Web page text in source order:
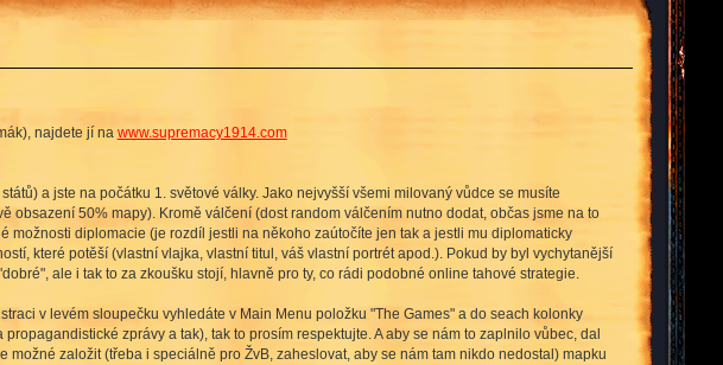
najdete jí na www.supremacy1914.com
a jste na počátku 1. světové války. Jako nejvyšší všemi milovaný vůdce se musíte
50% mapy). Kromě válčení (dost random válčením nutno dodat, občas jsme na to
diplomacie (je rozdíl jestli na někoho zaútočíte jen tak a jestli mu diplomaticky
které potěší (vlastní vlajka, vlastní titul, váš vlastní portrét apod.). Pokud by byl vychytanější
ale i tak to za zkoušku stojí, hlavně pro ty, co rádi podobné online tahové strategie.
v levém sloupečku vyhledáte v Main Menu položku "The Games" a do seach kolonky
zprávy a tak), tak to prosím respektujte. A aby se nám to zaplnilo vůbec, dal
založit (třeba i speciálně pro ŽvB, zaheslovat, aby se nám tam nikdo nedostal) mapku